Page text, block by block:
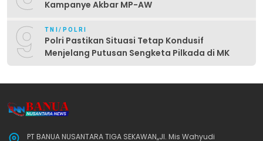
Kampanye Akbar MP-AW
9 TNI/POLRI
Polri Pastikan Situasi Tetap Kondusif
Menjelang Putusan Sengketa Pilkada di MK
PT BANUA NUSANTARA TIGA SEKAWAN,,Jl. Mis Wahyudi